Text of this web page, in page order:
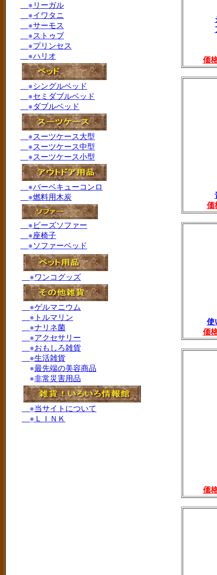
価
価
使
価
価
● リーガル
●イワタニ
●サーモス
●ストゥブ
●プリンセス
●ハリオ
●シングルベッド
●セミダブルベッド
●ダブルベッド
●スーツケース大型
●スーツケース中型
●スーツケース小型
●バーベキューコンロ
●燃料用木炭
● ビーズソファー
●座椅子
●ソファーベッド
●ワンコグッズ
●ゲルマニウム
● トルマリン
●ナリネ菌
●アクセサリー
●おもしろ雑貨
●生活雑貨
●最先端の美容商品
●非常災害用品
●当サイトについて
● ＬＩＮＫ